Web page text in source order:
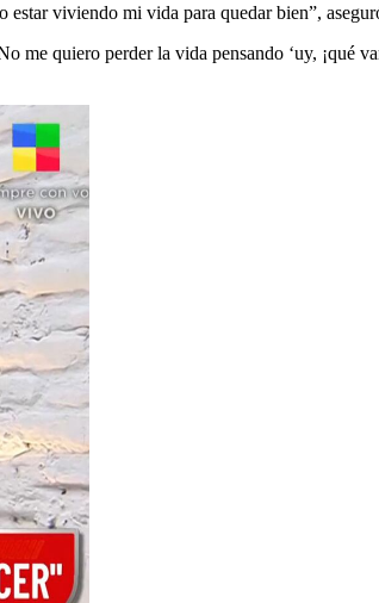
viviendo mi vida para quedar bien”,
me quiero perder la vida pensando ‘uy, ¡qué